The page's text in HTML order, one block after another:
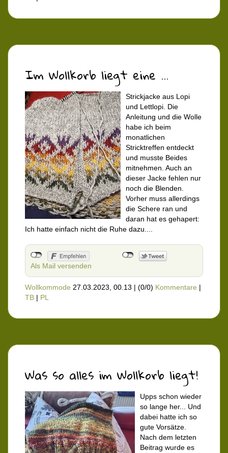
Im Wollkorb liegt eine ...
Strickjacke aus Lopi
und Lettlopi. Die
Anleitung und die Wolle
habe ich beim
monatlichen
Stricktreffen entdeckt
und musste Beides
mitnehmen. Auch an
dieser Jacke fehlen nur
noch die Blenden.
Vorher muss allerdings
die Schere ran und
daran hat es gehapert:
Ich hatte einfach nicht die Ruhe dazu....
Als Mail versenden
Wollkommode 27.03.2023, 00.13 | (0/0) Kommentare |
TB | PL
Was so alles im Wollkorb liegt!
Upps schon wieder
so lange her... Und
dabei hatte ich so
gute Vorsätze.
Nach dem letzten
Beitrag wurde es